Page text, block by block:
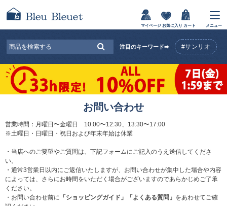
マイページ お気に入り カート メニュー
注目のキーワード➡ #サンリオ
お問い合わせ
営業時間：月曜日〜金曜日 10:00〜12:30、13:30〜17:00
※土曜日・日曜日・祝日および年末年始は休業
・当店へのご要望やご質問は、下記フォームにご記入のうえ送信してくださ
い。
・通常3営業日以内にご返信いたしますが、お問い合わせが集中した場合や内容
によっては、さらにお時間をいただく場合がございますのであらかじめご了承
ください。
・お問い合わせ前に 「ショッピングガイド」 「よくある質問」 をあわせてご確